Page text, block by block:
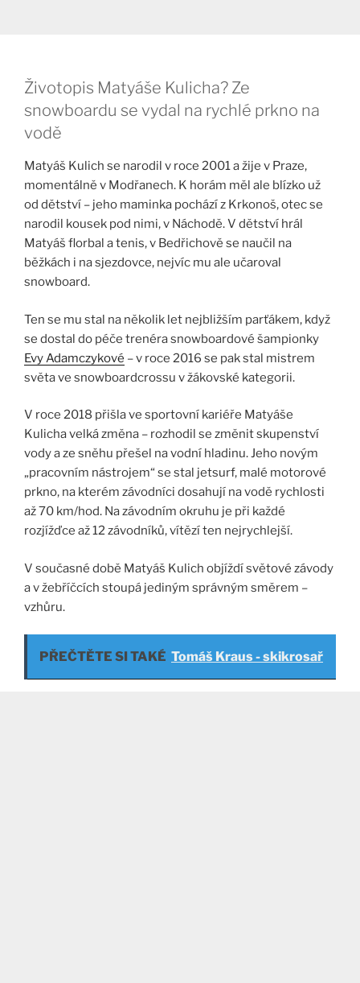
Životopis Matyáše Kulicha? Ze
snowboardu se vydal na rychlé prkno na
vodě
Matyáš Kulich se narodil v roce 2001 a žije v Praze,
momentálně v Modřanech. K horám měl ale blízko už
od dětství – jeho maminka pochází z Krkonoš, otec se
narodil kousek pod nimi, v Náchodě. V dětství hrál
Matyáš florbal a tenis, v Bedřichově se naučil na
běžkách i na sjezdovce, nejvíc mu ale učaroval
snowboard.
Ten se mu stal na několik let nejbližším parťákem, když
se dostal do péče trenéra snowboardové šampionky
Evy Adamczykové – v roce 2016 se pak stal mistrem
světa ve snowboardcrossu v žákovské kategorii.
V roce 2018 přišla ve sportovní kariéře Matyáše
Kulicha velká změna – rozhodil se změnit skupenství
vody a ze sněhu přešel na vodní hladinu. Jeho novým
„pracovním nástrojem“ se stal jetsurf, malé motorové
prkno, na kterém závodníci dosahují na vodě rychlosti
až 70 km/hod. Na závodním okruhu je při každé
rozjížďce až 12 závodníků, vítězí ten nejrychlejší.
V současné době Matyáš Kulich objíždí světové závody
a v žebříčcích stoupá jediným správným směrem –
vzhůru.
PŘEČTĚTE SI TAKÉ Tomáš Kraus - skikrosař